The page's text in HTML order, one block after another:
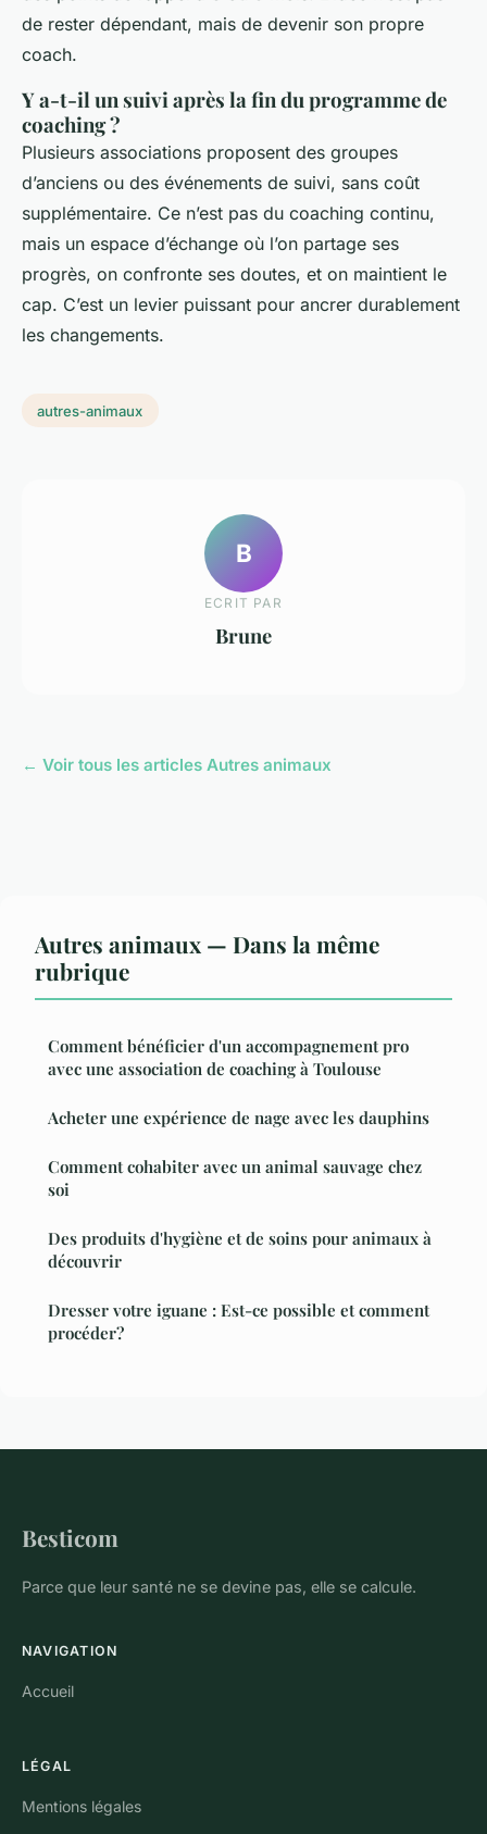
de rester dépendant, mais de devenir son propre
coach.
Y a-t-il un suivi après la fin du programme de
coaching ?
Plusieurs associations proposent des groupes
d’anciens ou des événements de suivi, sans coût
supplémentaire. Ce n’est pas du coaching continu,
mais un espace d’échange où l’on partage ses
progrès, on confronte ses doutes, et on maintient le
cap. C’est un levier puissant pour ancrer durablement
les changements.
autres-animaux
B
ECRIT PAR
Brune
← Voir tous les articles Autres animaux
Autres animaux — Dans la même
rubrique
Comment bénéficier d'un accompagnement pro
avec une association de coaching à Toulouse
Acheter une expérience de nage avec les dauphins
Comment cohabiter avec un animal sauvage chez
soi
Des produits d'hygiène et de soins pour animaux à
découvrir
Dresser votre iguane : Est-ce possible et comment
procéder?
Besticom
Parce que leur santé ne se devine pas, elle se calcule.
NAVIGATION
Accueil
LÉGAL
Mentions légales